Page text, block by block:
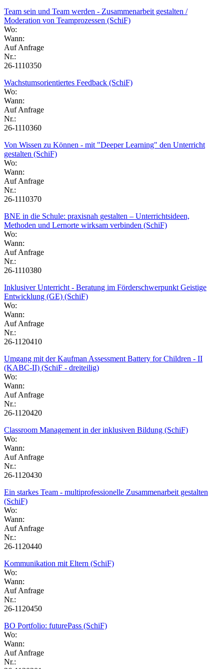
Team sein und Team werden - Zusammenarbeit gestalten /
Moderation von Teamprozessen (SchiF)
Wo:
Wann:
Auf Anfrage
Nr.:
26-1110350
Wachstumsorientiertes Feedback (SchiF)
Wo:
Wann:
Auf Anfrage
Nr.:
26-1110360
Von Wissen zu Können - mit "Deeper Learning" den Unterricht
gestalten (SchiF)
Wo:
Wann:
Auf Anfrage
Nr.:
26-1110370
BNE in die Schule: praxisnah gestalten – Unterrichtsideen,
Methoden und Lernorte wirksam verbinden (SchiF)
Wo:
Wann:
Auf Anfrage
Nr.:
26-1110380
Inklusiver Unterricht - Beratung im Förderschwerpunkt Geistige
Entwicklung (GE) (SchiF)
Wo:
Wann:
Auf Anfrage
Nr.:
26-1120410
Umgang mit der Kaufman Assessment Battery for Children - II
(KABC-II) (SchiF - dreiteilig)
Wo:
Wann:
Auf Anfrage
Nr.:
26-1120420
Classroom Management in der inklusiven Bildung (SchiF)
Wo:
Wann:
Auf Anfrage
Nr.:
26-1120430
Ein starkes Team - multiprofessionelle Zusammenarbeit gestalten
(SchiF)
Wo:
Wann:
Auf Anfrage
Nr.:
26-1120440
Kommunikation mit Eltern (SchiF)
Wo:
Wann:
Auf Anfrage
Nr.:
26-1120450
BO Portfolio: futurePass (SchiF)
Wo:
Wann:
Auf Anfrage
Nr.: